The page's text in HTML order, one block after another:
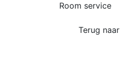
Room service
Terug naar